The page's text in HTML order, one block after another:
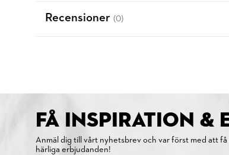
Recensioner (0)
FÅ INSPIRATION &
Anmäl dig till vårt nyhetsbrev och var först med att
härliga erbjudanden!